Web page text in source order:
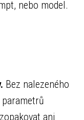
nebo model.
Bez nalezeného
ani